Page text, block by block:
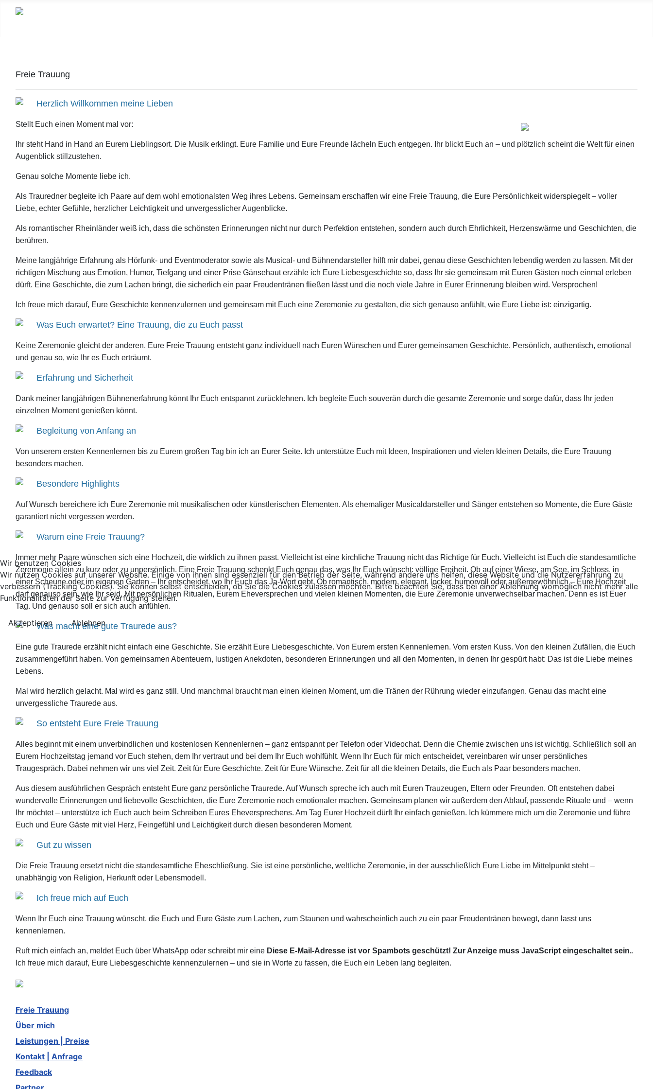
Freie Trauung
Über mich
Leistungen | Preise
Kontakt | Anfrage
Feedback
Freie Trauung
Herzlich Willkommen meine Lieben
Stellt Euch einen Moment mal vor:
Ihr steht Hand in Hand an Eurem Lieblingsort. Die Musik erklingt. Eure Familie und Eure Freunde lächeln Euch entgegen. Ihr blickt Euch an – und plötzlich scheint die Welt für einen
Augenblick stillzustehen.
Genau solche Momente liebe ich.
Als Trauredner begleite ich Paare auf dem wohl emotionalsten Weg ihres Lebens. Gemeinsam erschaffen wir eine Freie Trauung, die Eure Persönlichkeit widerspiegelt – voller
Liebe, echter Gefühle, herzlicher Leichtigkeit und unvergesslicher Augenblicke.
Als romantischer Rheinländer weiß ich, dass die schönsten Erinnerungen nicht nur durch Perfektion entstehen, sondern auch durch Ehrlichkeit, Herzenswärme und Geschichten, die
berühren.
Meine langjährige Erfahrung als Hörfunk- und Eventmoderator sowie als Musical- und Bühnendarsteller hilft mir dabei, genau diese Geschichten lebendig werden zu lassen. Mit der
richtigen Mischung aus Emotion, Humor, Tiefgang und einer Prise Gänsehaut erzähle ich Eure Liebesgeschichte so, dass Ihr sie gemeinsam mit Euren Gästen noch einmal erleben
dürft. Eine Geschichte, die zum Lachen bringt, die sicherlich ein paar Freudentränen fließen lässt und die noch viele Jahre in Eurer Erinnerung bleiben wird. Versprochen!
Ich freue mich darauf, Eure Geschichte kennenzulernen und gemeinsam mit Euch eine Zeremonie zu gestalten, die sich genauso anfühlt, wie Eure Liebe ist: einzigartig.
Was Euch erwartet? Eine Trauung, die zu Euch passt
Keine Zeremonie gleicht der anderen. Eure Freie Trauung entsteht ganz individuell nach Euren Wünschen und Eurer gemeinsamen Geschichte. Persönlich, authentisch, emotional
und genau so, wie Ihr es Euch erträumt.
Erfahrung und Sicherheit
Dank meiner langjährigen Bühnenerfahrung könnt Ihr Euch entspannt zurücklehnen. Ich begleite Euch souverän durch die gesamte Zeremonie und sorge dafür, dass Ihr jeden
einzelnen Moment genießen könnt.
Begleitung von Anfang an
Von unserem ersten Kennenlernen bis zu Eurem großen Tag bin ich an Eurer Seite. Ich unterstütze Euch mit Ideen, Inspirationen und vielen kleinen Details, die Eure Trauung
besonders machen.
Besondere Highlights
Auf Wunsch bereichere ich Eure Zeremonie mit musikalischen oder künstlerischen Elementen. Als ehemaliger Musicaldarsteller und Sänger entstehen so Momente, die Eure Gäste
garantiert nicht vergessen werden.
Warum eine Freie Trauung?
Immer mehr Paare wünschen sich eine Hochzeit, die wirklich zu ihnen passt. Vielleicht ist eine kirchliche Trauung nicht das Richtige für Euch. Vielleicht ist Euch die standesamtliche
Zeremonie allein zu kurz oder zu unpersönlich. Eine Freie Trauung schenkt Euch genau das, was Ihr Euch wünscht: völlige Freiheit. Ob auf einer Wiese, am See, im Schloss, in
einer Scheune oder im eigenen Garten – Ihr entscheidet, wo Ihr Euch das Ja-Wort gebt. Ob romantisch, modern, elegant, locker, humorvoll oder außergewöhnlich – Eure Hochzeit
darf genauso sein, wie Ihr seid. Mit persönlichen Ritualen, Eurem Eheversprechen und vielen kleinen Momenten, die Eure Zeremonie unverwechselbar machen. Denn es ist Euer
Tag. Und genauso soll er sich auch anfühlen.
Was macht eine gute Traurede aus?
Eine gute Traurede erzählt nicht einfach eine Geschichte. Sie erzählt Eure Liebesgeschichte. Von Eurem ersten Kennenlernen. Vom ersten Kuss. Von den kleinen Zufällen, die Euch
zusammengeführt haben. Von gemeinsamen Abenteuern, lustigen Anekdoten, besonderen Erinnerungen und all den Momenten, in denen Ihr gespürt habt: Das ist die Liebe meines
Lebens.
Mal wird herzlich gelacht. Mal wird es ganz still. Und manchmal braucht man einen kleinen Moment, um die Tränen der Rührung wieder einzufangen. Genau das macht eine
unvergessliche Traurede aus.
So entsteht Eure Freie Trauung
Alles beginnt mit einem unverbindlichen und kostenlosen Kennenlernen – ganz entspannt per Telefon oder Videochat. Denn die Chemie zwischen uns ist wichtig. Schließlich soll an
Eurem Hochzeitstag jemand vor Euch stehen, dem Ihr vertraut und bei dem Ihr Euch wohlfühlt. Wenn Ihr Euch für mich entscheidet, vereinbaren wir unser persönliches
Traugespräch. Dabei nehmen wir uns viel Zeit. Zeit für Eure Geschichte. Zeit für Eure Wünsche. Zeit für all die kleinen Details, die Euch als Paar besonders machen.
Aus diesem ausführlichen Gespräch entsteht Eure ganz persönliche Traurede. Auf Wunsch spreche ich auch mit Euren Trauzeugen, Eltern oder Freunden. Oft entstehen dabei
wundervolle Erinnerungen und liebevolle Geschichten, die Eure Zeremonie noch emotionaler machen. Gemeinsam planen wir außerdem den Ablauf, passende Rituale und – wenn
Ihr möchtet – unterstütze ich Euch auch beim Schreiben Eures Eheversprechens. Am Tag Eurer Hochzeit dürft Ihr einfach genießen. Ich kümmere mich um die Zeremonie und führe
Euch und Eure Gäste mit viel Herz, Feingefühl und Leichtigkeit durch diesen besonderen Moment.
Gut zu wissen
Die Freie Trauung ersetzt nicht die standesamtliche Eheschließung. Sie ist eine persönliche, weltliche Zeremonie, in der ausschließlich Eure Liebe im Mittelpunkt steht –
unabhängig von Religion, Herkunft oder Lebensmodell.
Ich freue mich auf Euch
Wenn Ihr Euch eine Trauung wünscht, die Euch und Eure Gäste zum Lachen, zum Staunen und wahrscheinlich auch zu ein paar Freudentränen bewegt, dann lasst uns
kennenlernen.
Ruft mich einfach an, meldet Euch über WhatsApp oder schreibt mir eine Diese E-Mail-Adresse ist vor Spambots geschützt! Zur Anzeige muss JavaScript eingeschaltet sein..
Ich freue mich darauf, Eure Liebesgeschichte kennenzulernen – und sie in Worte zu fassen, die Euch ein Leben lang begleiten.
Wir benutzen Cookies
Wir nutzen Cookies auf unserer Website. Einige von ihnen sind essenziell für den Betrieb der Seite, während andere uns helfen, diese Website und die Nutzererfahrung zu
verbessern (Tracking Cookies). Sie können selbst entscheiden, ob Sie die Cookies zulassen möchten. Bitte beachten Sie, dass bei einer Ablehnung womöglich nicht mehr alle
Funktionalitäten der Seite zur Verfügung stehen.
Akzeptieren Ablehnen